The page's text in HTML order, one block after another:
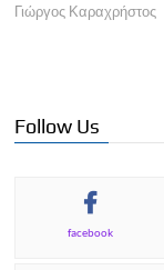
Γιώργος Καραχρήστος
Follow Us
facebook